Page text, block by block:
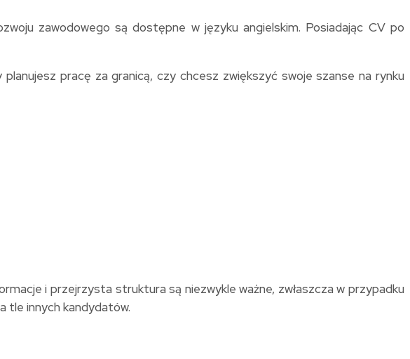
zawodowego są dostępne w języku angielskim. Posiadając CV po
pracę za granicą, czy chcesz zwiększyć swoje szanse na rynku
i przejrzysta struktura są niezwykle ważne, zwłaszcza w przypadku
tle innych kandydatów.